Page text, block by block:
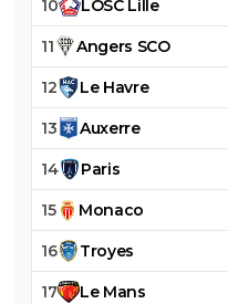
10 LOSC Lille
11 Angers SCO
12 Le Havre
13 Auxerre
14 Paris
15 Monaco
16 Troyes
17 Le Mans